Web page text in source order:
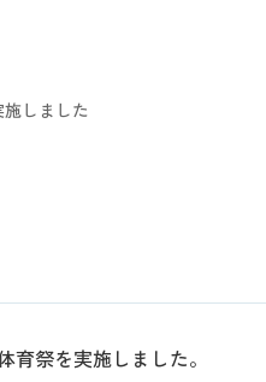
しました
育祭を実施しました。